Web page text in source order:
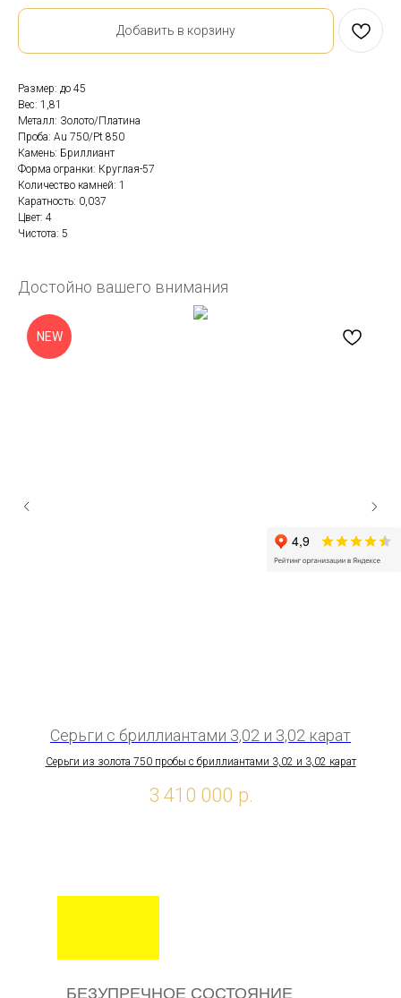
Добавить в корзину
Размер: до 45
Вес: 1,81
Металл: Золото/Платина
Проба: Au 750/Pt 850
Камень: Бриллиант
Форма огранки: Круглая-57
Количество камней: 1
Каратность: 0,037
Цвет: 4
Чистота: 5
Достойно вашего внимания
NEW
Серьги с бриллиантами 3,02 и 3,02 карат
Серьги из золота 750 пробы с бриллиантами 3,02 и 3,02 карат
3 410 000 р.
БЕЗУПРЕЧНОЕ СОСТОЯНИЕ